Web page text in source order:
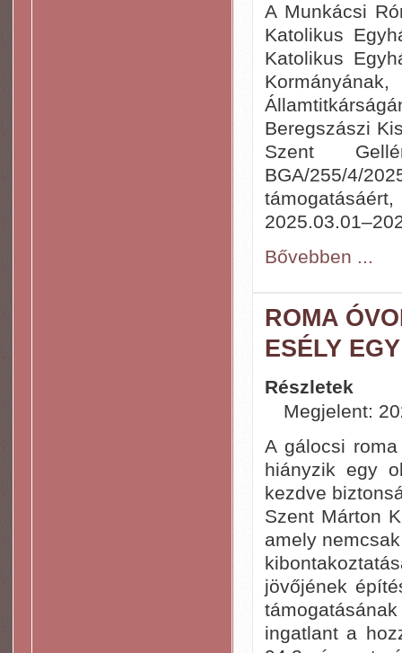
A Munkácsi
Katolikus
Katolikus
Beregszászi
Szent
BGA/255/4/
Bővebben ...
ROMA
ESÉLY
Részletek
Megjelent:
A gálocsi
hiányzik egy
kezdve
Szent Márton
amely
jövőjének
ingatlant a